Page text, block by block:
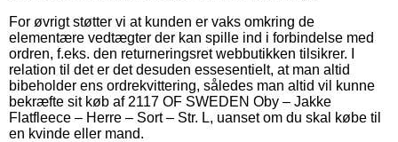
For øvrigt støtter vi at kunden er vaks omkring de
elementære vedtægter der kan spille ind i forbindelse med
ordren, f.eks. den returneringsret webbutikken tilsikrer. I
relation til det er det desuden essesentielt, at man altid
bibeholder ens ordrekvittering, således man altid vil kunne
bekræfte sit køb af 2117 OF SWEDEN Oby – Jakke
Flatfleece – Herre – Sort – Str. L, uanset om du skal købe til
en kvinde eller mand.